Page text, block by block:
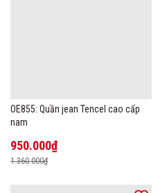
OE855: Quần jean Tencel cao cấp
nam
950.000₫
1.360.000₫